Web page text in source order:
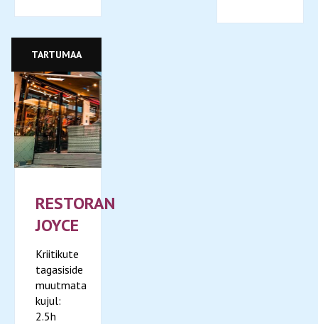
TARTUMAA
RESTORAN
JOYCE
Kriitikute
tagasiside
muutmata
kujul:
2.5h